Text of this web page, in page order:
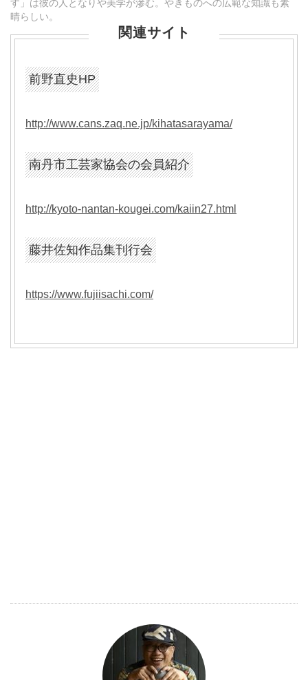
す」は彼の人となりや美学が滲む。やきものへの広範な知識も素
晴らしい。
関連サイト
前野直史HP
http://www.cans.zaq.ne.jp/kihatasarayama/
南丹市工芸家協会の会員紹介
http://kyoto-nantan-kougei.com/kaiin27.html
藤井佐知作品集刊行会
https://www.fujiisachi.com/